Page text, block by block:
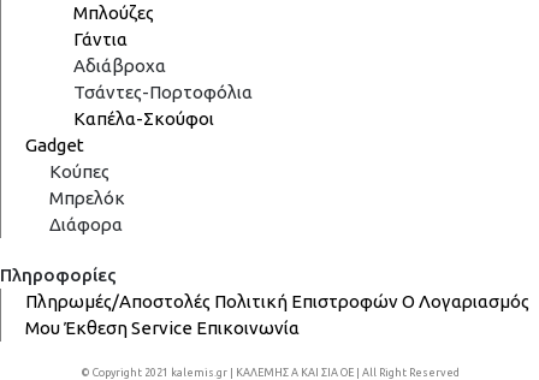
Μπλούζες
Γάντια
Αδιάβροχα
Τσάντες-Πορτοφόλια
Καπέλα-Σκούφοι
Gadget
Κούπες
Μπρελόκ
Διάφορα
Πληροφορίες
Πληρωμές/Αποστολές Πολιτική ΕπιστροφώνΟ Λογαριασμός
ΜουΈκθεσηService Επικοινωνία
© Copyright 2021 kalemis.gr | ΚΑΛΕΜΗΣ Α ΚΑΙ ΣΙΑ ΟΕ | All Right Reserved